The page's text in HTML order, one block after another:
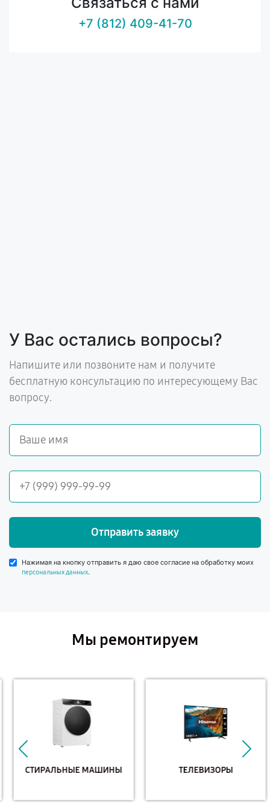
+7 (812) 409-41-70
У Вас остались вопросы?
Напишите или позвоните нам и получите
бесплатную консультацию по интересующему Вас
вопросу.
Отправить заявку
Нажимая на кнопку отправить я даю свое согласие на обработку моих
персональных данных.
Мы ремонтируем
СТИРАЛЬНЫЕ МАШИНЫ ТЕЛЕВИЗОРЫ